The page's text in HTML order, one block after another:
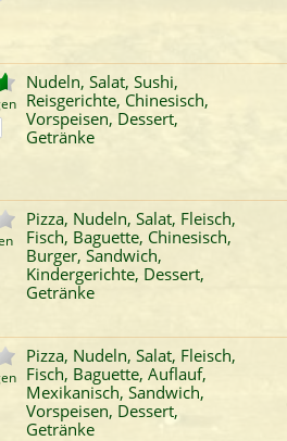
Nudeln, Salat, Sushi,
Reisgerichte, Chinesisch,
Vorspeisen, Dessert,
Getränke
Pizza, Nudeln, Salat, Fleisch,
Fisch, Baguette, Chinesisch,
Burger, Sandwich,
Kindergerichte, Dessert,
Getränke
Pizza, Nudeln, Salat, Fleisch,
Fisch, Baguette, Auflauf,
Mexikanisch, Sandwich,
Vorspeisen, Dessert,
Getränke